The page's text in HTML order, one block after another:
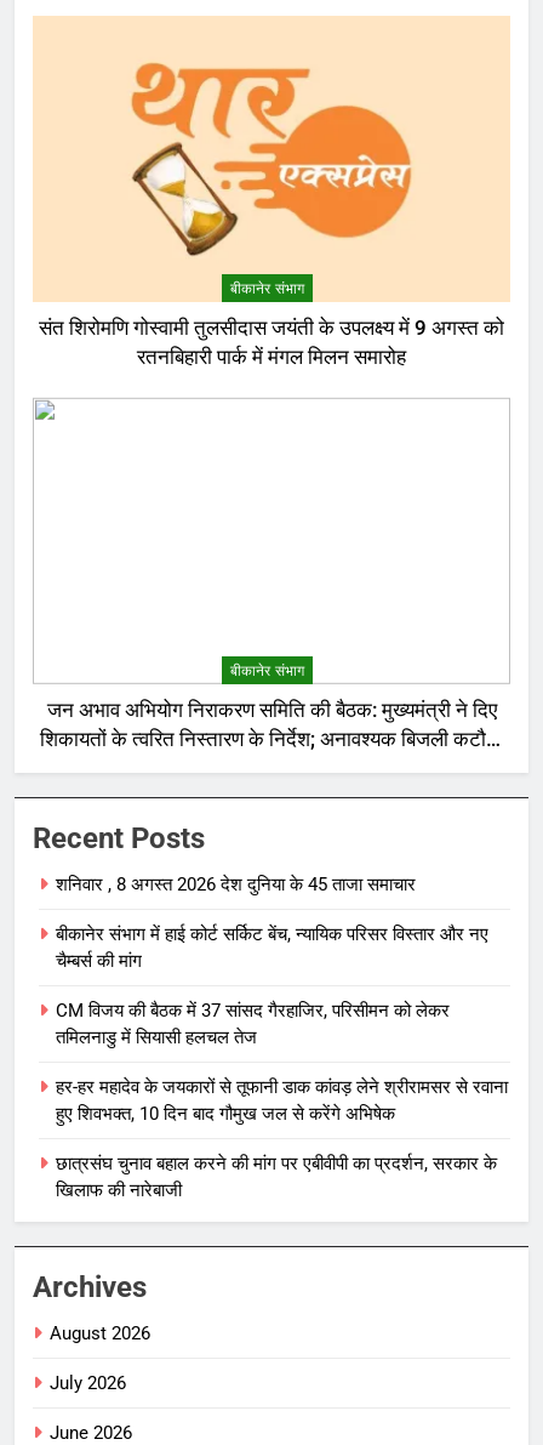
बीकानेर संभाग
संत शिरोमणि गोस्वामी तुलसीदास जयंती के उपलक्ष्य में 9 अगस्त को
रतनबिहारी पार्क में मंगल मिलन समारोह
बीकानेर संभाग
जन अभाव अभियोग निराकरण समिति की बैठक: मुख्यमंत्री ने दिए
शिकायतों के त्वरित निस्तारण के निर्देश; अनावश्यक बिजली कटौती
पर सख्त रुख
Recent Posts
शनिवार , 8 अगस्त 2026 देश दुनिया के 45 ताजा समाचार
बीकानेर संभाग में हाई कोर्ट सर्किट बेंच, न्यायिक परिसर विस्तार और नए
चैम्बर्स की मांग
CM विजय की बैठक में 37 सांसद गैरहाजिर, परिसीमन को लेकर
तमिलनाडु में सियासी हलचल तेज
हर-हर महादेव के जयकारों से तूफानी डाक कांवड़ लेने श्रीरामसर से रवाना
हुए शिवभक्त, 10 दिन बाद गौमुख जल से करेंगे अभिषेक
छात्रसंघ चुनाव बहाल करने की मांग पर एबीवीपी का प्रदर्शन, सरकार के
खिलाफ की नारेबाजी
Archives
August 2026
July 2026
June 2026